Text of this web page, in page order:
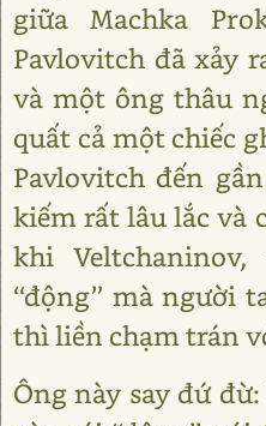
giữa Machka
Pavlovitch đã xảy
và một ông thâu
quất cả một chiếc
Pavlovitch đến
kiếm rất lâu lắc và
khi
‘‘động’’ mà
thì liền chạm trán
Ông này say đứ